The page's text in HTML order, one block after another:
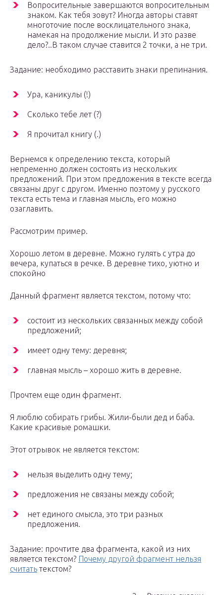
Вопросительные завершаются вопросительным
знаком. Как тебя зовут? Иногда авторы ставят
многоточие после восклицательного знака,
намекая на продолжение мысли. И это разве
дело?..В таком случае ставится 2 точки, а не три.
Задание: необходимо расставить знаки препинания.
Ура, каникулы (!)
Сколько тебе лет (?)
Я прочитал книгу (.)
Вернемся к определению текста, который
непременно должен состоять из нескольких
предложений. При этом предложения в тексте всегда
связаны друг с другом. Именно поэтому у русского
текста есть тема и главная мысль, его можно
озаглавить.
Рассмотрим пример.
Хорошо летом в деревне. Можно гулять с утра до
вечера, купаться в речке. В деревне тихо, уютно и
спокойно
Данный фрагмент является текстом, потому что:
состоит из нескольких связанных между собой
предложений;
имеет одну тему: деревня;
главная мысль – хорошо жить в деревне.
Прочтем еще один фрагмент.
Я люблю собирать грибы. Жили-были дед и баба.
Какие красивые ромашки.
Этот отрывок не является текстом:
нельзя выделить одну тему;
предложения не связаны между собой;
нет единого смысла, это три разных
предложения.
Задание: прочтите два фрагмента, какой из них
является текстом? Почему другой фрагмент нельзя
считать текстом?